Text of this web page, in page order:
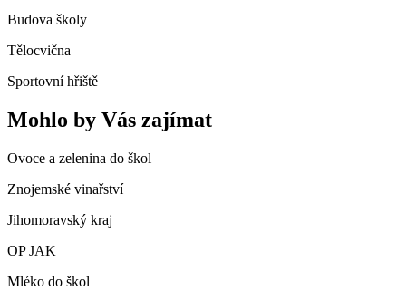
Budova školy
Tělocvična
Sportovní hřiště
Mohlo by Vás zajímat
Ovoce a zelenina do škol
Znojemské vinařství
Jihomoravský kraj
OP JAK
Mléko do škol